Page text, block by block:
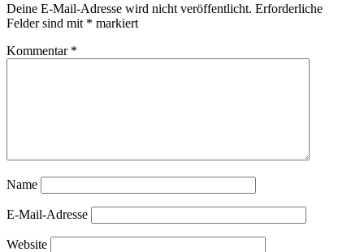
Deine E-Mail-Adresse wird nicht veröffentlicht. Erforderliche
Felder sind mit * markiert
Kommentar *
Name
E-Mail-Adresse
Website